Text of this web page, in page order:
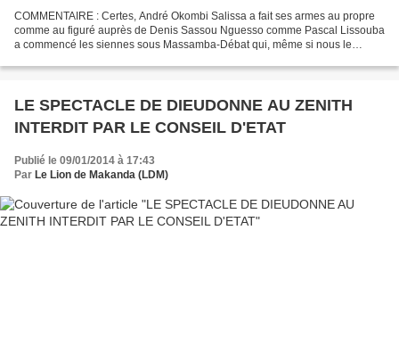
COMMENTAIRE : Certes, André Okombi Salissa a fait ses armes au propre
comme au figuré auprès de Denis Sassou Nguesso comme Pascal Lissouba
a commencé les siennes sous Massamba-Débat qui, même si nous le
LE SPECTACLE DE DIEUDONNE AU ZENITH
INTERDIT PAR LE CONSEIL D'ETAT
Publié le 09/01/2014 à 17:43
Par Le Lion de Makanda (LDM)